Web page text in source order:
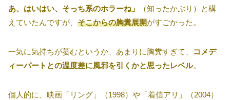
あ、はいはい、そっち系のホラーね」
（知ったかぶり）と構
えていたんですが、 そこからの胸糞展開がすごかった。
一気に気持ちが萎むというか、あまりに胸糞すぎて、
コメデ
ィーパートとの温度差に風邪を引くかと思ったレベル。
個人的に、映画「リング」（1998）や「着信アリ」（2004）